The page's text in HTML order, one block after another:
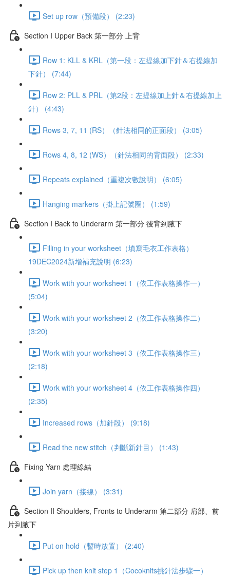
Set up row（預備段） (2:23)
Section I Upper Back 第一部分 上背
Row 1: KLL & KRL（第一段：左提線加下針＆右提線加
下針） (7:44)
Row 2: PLL & PRL（第2段：左提線加上針＆右提線加上
針） (4:43)
Rows 3, 7, 11 (RS）（針法相同的正面段） (3:05)
Rows 4, 8, 12 (WS）（針法相同的背面段） (2:33)
Repeats explained（重複次數說明） (6:05)
Hanging markers（掛上記號圈） (1:59)
Section I Back to Underarm 第一部分 後背到腋下
Filling in your worksheet（填寫毛衣工作表格）
19DEC2024新增補充說明 (6:23)
Work with your worksheet 1（依工作表格操作一）
(5:04)
Work with your worksheet 2（依工作表格操作二）
(3:20)
Work with your worksheet 3（依工作表格操作三）
(2:18)
Work with your worksheet 4（依工作表格操作四）
(2:35)
Increased rows（加針段） (9:18)
Read the new stitch（判斷新針目） (1:43)
Fixing Yarn 處理線結
Join yarn（接線） (3:31)
Section II Shoulders, Fronts to Underarm 第二部分 肩部、前
片到腋下
Put on hold（暫時放置） (2:40)
Pick up then knit step 1（Cocoknits挑針法步驟一）